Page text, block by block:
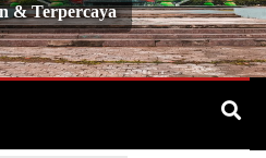
& Terpercaya